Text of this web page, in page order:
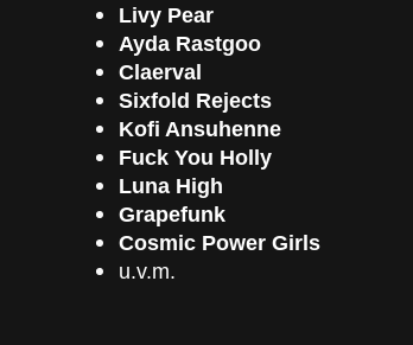
Livy Pear
Ayda Rastgoo
Claerval
Sixfold Rejects
Kofi Ansuhenne
Fuck You Holly
Luna High
Grapefunk
Cosmic Power Girls
u.v.m.